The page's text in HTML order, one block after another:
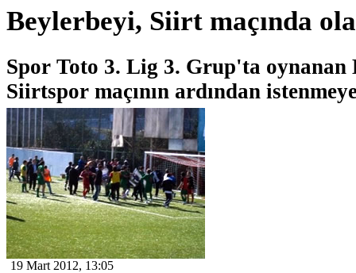
Beylerbeyi, Siirt maçında
Spor Toto 3. Lig 3. Grup'ta oynanan
Siirtspor maçının ardından
19 Mart 2012, 13:05